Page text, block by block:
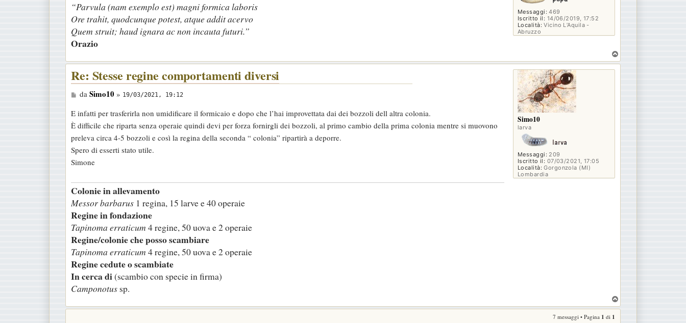
Messaggi: 469
Iscritto il: 14/06/2019, 17:52
Località: Vicino L’Aquila -
Abruzzo
i
o
“Parvula (nam exemplo est) magni formica laboris
Ore trahit, quodcunque potest, atque addit acervo
Quem struit; haud ignara ac non incauta futuri.”
Orazio
o
Simo10
larva
Messaggi: 209
Iscritto il: 07/03/2021, 17:05
Località: Gorgonzola (MI)
Lombardia
Re: Stesse regine comportamenti diversi
M
s
s
a
g
g
o
da Simo10» 19/03/2021, 19:12
E infatti per trasferirla non umidificare il formicaio e dopo che l’hai improvettata dai dei bozzoli dell altra colonia.
È difficile che riparta senza operaie quindi devi per forza fornirgli dei bozzoli, al primo cambio della prima colonia mentre si muovono
preleva circa 4-5 bozzoli e così la regina della seconda “ colonia” ripartirà a deporre.
Spero di esserti stato utile.
Simone
Colonie in allevamento
Messor barbarus 1 regina, 15 larve e 40 operaie
Regine in fondazione
Tapinoma erraticum 4 regine, 50 uova e 2 operaie
Regine/colonie che posso scambiare
Tapinoma erraticum 4 regine, 50 uova e 2 operaie
Regine cedute o scambiate
In cerca di(scambio con specie in firma)
Camponotus sp.
o
7 messaggi • Pagina 1 di 1